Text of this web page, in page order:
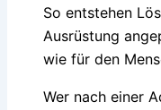
So entstehen
Ausrüstung
wie für den
Wer nach einer